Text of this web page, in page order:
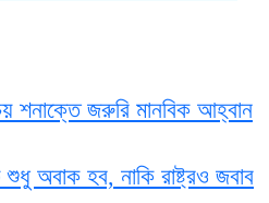
শনাক্তে জরুরি মানবিক আহ্বান
অবাক হব, নাকি রাষ্ট্রও জবাব